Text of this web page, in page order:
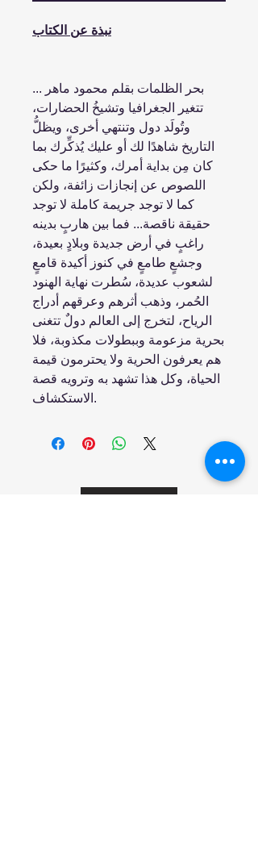
نبذة عن الكتاب
بحر الظلمات بقلم محمود ماهر ...
تتغير الجغرافيا وتشيخُ الحضارات،
وتُولَد دول وتنتهي أخرى، ويظلُّ
التاريخ شاهدًا لك أو عليك يُذكِّرك بما
كان مِن بداية أمرك، وكثيرًا ما حكى
اللصوص عن إنجازات زائفة، ولكن
كما لا توجد جريمة كاملة لا توجد
حقيقة ناقصة... فما بين هاربٍ بدينه
راغبٍ في أرض جديدة وبلادٍ بعيدة،
وجشعٍ طامعٍ في كنوز أكيدة قامعٍ
لشعوب عديدة، سُطرت نهاية الهنود
الحُمر، وذهب أثرهم وعرقهم أدراج
الرياح، لتخرج إلى العالم دولٌ تتغنى
بحرية مزعومة وببطولات مكذوبة، فلا
هم يعرفون الحرية ولا يحترمون قيمة
الحياة، وكل هذا تشهد به وترويه قصة
الاستكشاف.